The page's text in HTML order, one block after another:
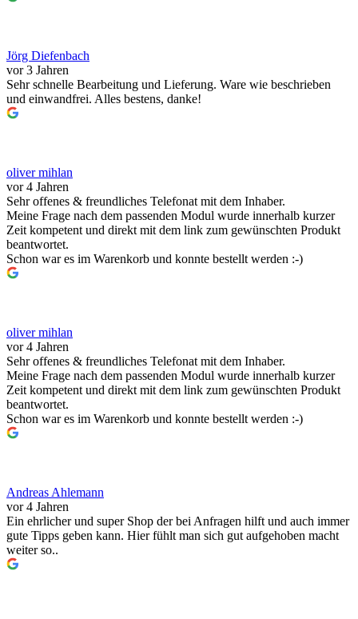
Jörg Diefenbach
vor 3 Jahren
Sehr schnelle Bearbeitung und Lieferung. Ware wie beschrieben
und einwandfrei. Alles bestens, danke!
oliver mihlan
vor 4 Jahren
Sehr offenes & freundliches Telefonat mit dem Inhaber.
Meine Frage nach dem passenden Modul wurde innerhalb kurzer
Zeit kompetent und direkt mit dem link zum gewünschten Produkt
beantwortet.
Schon war es im Warenkorb und konnte bestellt werden :-)
oliver mihlan
vor 4 Jahren
Sehr offenes & freundliches Telefonat mit dem Inhaber.
Meine Frage nach dem passenden Modul wurde innerhalb kurzer
Zeit kompetent und direkt mit dem link zum gewünschten Produkt
beantwortet.
Schon war es im Warenkorb und konnte bestellt werden :-)
Andreas Ahlemann
vor 4 Jahren
Ein ehrlicher und super Shop der bei Anfragen hilft und auch immer
gute Tipps geben kann. Hier fühlt man sich gut aufgehoben macht
weiter so..